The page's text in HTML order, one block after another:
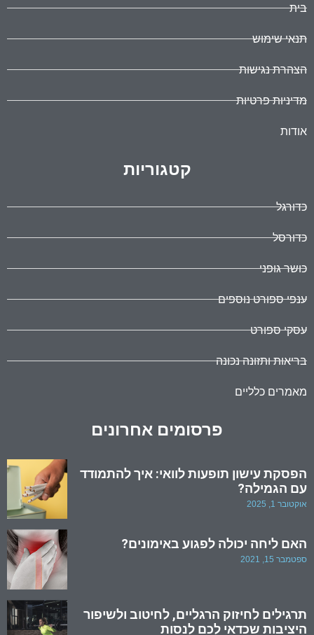
בית
תנאי שימוש
הצהרת נגישות
מדיניות פרטיות
אודות
קטגוריות
כדורגל
כדורסל
כושר גופני
ענפי ספורט נוספים
עסקי ספורט
בריאות ותזונה נכונה
מאמרים כלליים
פרסומים אחרונים
הפסקת עישון תופעות לוואי: איך להתמודד
עם הגמילה?
אוקטובר 1, 2025
האם ליחה יכולה לפגוע באימונים?
ספטמבר 15, 2021
תרגילים לחיזוק הרגליים, לחיטוב ולשיפור
היציבות שכדאי לכם לנסות